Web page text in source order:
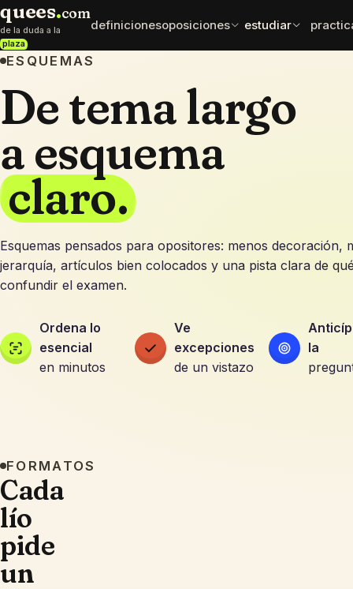
quees.com
de la duda a la
plaza
definicionesoposiciones
oposiciones
elige cuerpo con datos
sueldos
retribuciones por cuerpo
estudiar
leyes y artículos
que sí importan
mnemotecnias
frases para fijar
datos
comprueba que se queda
ESQUEMAS
De tema largo
a esquema
claro.
Esquemas pensados para opositores: menos decoración,
jerarquía, artículos bien colocados y una pista clara de
confundir el examen.
Ordena lo
esencial
en minutos
Ve
excepciones
de un vistazo
la
FORMATOS
Cada
lío
pide
un